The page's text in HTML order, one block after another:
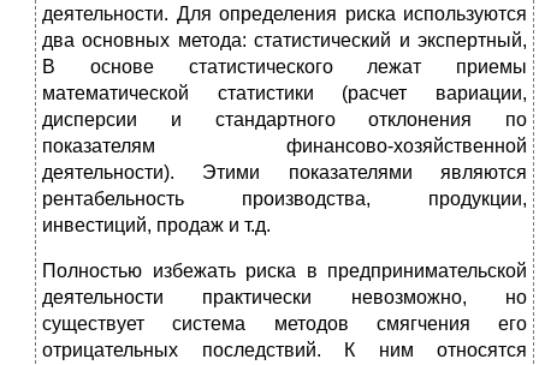
деятельности. Для определения риска используются
два основных метода: статистический и экспертный,
В основе статистического лежат приемы
математической статистики (расчет вариации,
дисперсии и стандартного отклонения по
показателям финансово-хозяйственной
деятельности). Этими показателями являются
рентабельность производства, продукции,
инвестиций, продаж и т.д.
Полностью избежать риска в предпринимательской
деятельности практически невозможно, но
существует система методов смягчения его
отрицательных последствий. К ним относятся